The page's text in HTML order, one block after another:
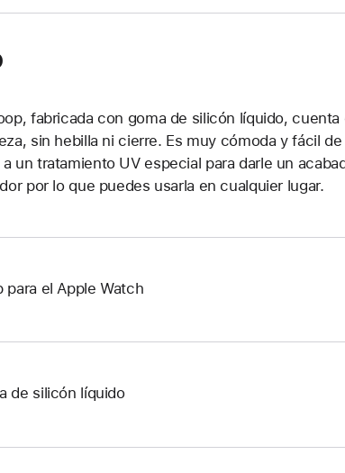
fabricada con goma de silicón líquido,
sin hebilla ni cierre. Es muy cómoda y fácil
un tratamiento UV especial para darle un
por lo que puedes usarla en cualquier lugar.
para el Apple Watch
de silicón líquido